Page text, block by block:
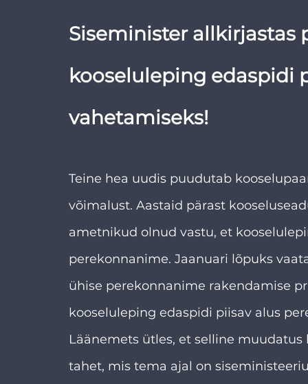
Siseminister
kooseluleping edaspidi
vahetamiseks!
Teine hea uudis puudutab
võimalust. Aastaid pärast
ametnikud olnud vastu, et
perekonnanime. Jaanuari lõpuks
ühise perekonnanime rakendamise
kooseluleping edaspidi piisav alus
Läänemets ütles, et selline
tahet, mis tema ajal on